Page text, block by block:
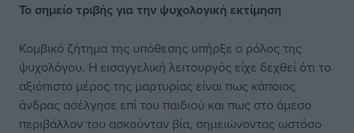
Το σημείο τριβής για την ψυχολογική εκτίμηση
Κομβικό ζήτημα της υπόθεσης υπήρξε ο ρόλος της
ψυχολόγου. Η εισαγγελική λειτουργός είχε δεχθεί ότι το
αξιόπιστο μέρος της μαρτυρίας είναι πως κάποιος
άνδρας ασέλγησε επί του παιδιού και πως στο άμεσο
περιβάλλον του ασκούνταν βία, σημειώνοντας ωστόσο